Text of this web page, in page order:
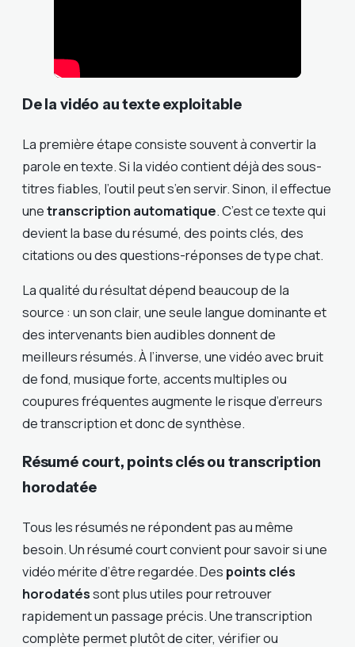
De la vidéo au texte exploitable
La première étape consiste souvent à convertir la
parole en texte. Si la vidéo contient déjà des sous-
titres fiables, l’outil peut s’en servir. Sinon, il effectue
unetranscription automatique. C’est ce texte qui
devient la base du résumé, des points clés, des
citations ou des questions-réponses de type chat.
La qualité du résultat dépend beaucoup de la
source : un son clair, une seule langue dominante et
des intervenants bien audibles donnent de
meilleurs résumés. À l’inverse, une vidéo avec bruit
de fond, musique forte, accents multiples ou
coupures fréquentes augmente le risque d’erreurs
de transcription et donc de synthèse.
Résumé court, points clés ou transcription
horodatée
Tous les résumés ne répondent pas au même
besoin. Un résumé court convient pour savoir si une
vidéo mérite d’être regardée. Des points clés
horodatéssont plus utiles pour retrouver
rapidement un passage précis. Une transcription
complète permet plutôt de citer, vérifier ou